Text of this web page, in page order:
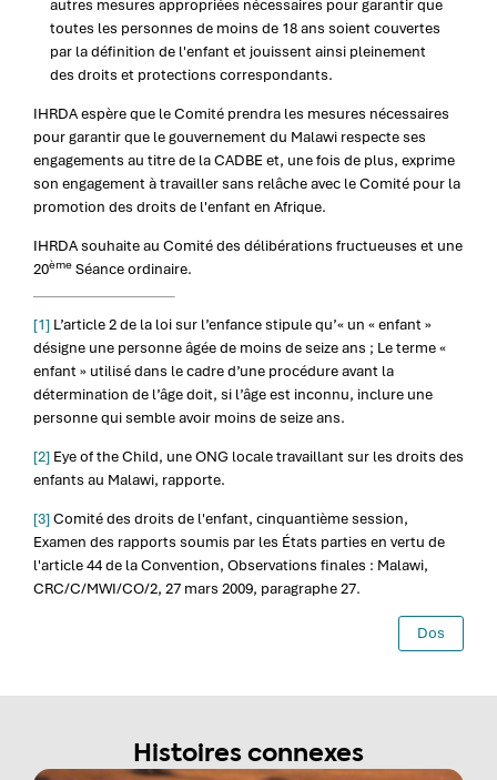
autres mesures appropriées nécessaires pour garantir que
toutes les personnes de moins de 18 ans soient couvertes
par la définition de l'enfant et jouissent ainsi pleinement
des droits et protections correspondants.
IHRDA espère que le Comité prendra les mesures nécessaires
pour garantir que le gouvernement du Malawi respecte ses
engagements au titre de la CADBE et, une fois de plus, exprime
son engagement à travailler sans relâche avec le Comité pour la
promotion des droits de l'enfant en Afrique.
IHRDA souhaite au Comité des délibérations fructueuses et une
20ème Séance ordinaire.
[1] L’article 2 de la loi sur l’enfance stipule qu’« un « enfant »
désigne une personne âgée de moins de seize ans ; Le terme «
enfant » utilisé dans le cadre d’une procédure avant la
détermination de l’âge doit, si l’âge est inconnu, inclure une
personne qui semble avoir moins de seize ans.
[2] Eye of the Child, une ONG locale travaillant sur les droits des
enfants au Malawi, rapporte.
[3]Comité des droits de l'enfant, cinquantième session,
Examen des rapports soumis par les États parties en vertu de
l'article 44 de la Convention, Observations finales : Malawi,
CRC/C/MWI/CO/2, 27 mars 2009, paragraphe 27.
Dos
Histoires connexes